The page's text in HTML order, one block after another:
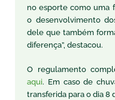
no esporte como uma
o desenvolvimento
dele que também
diferença”, destacou.
O regulamento
aqui. Em caso de
transferida para o dia 8